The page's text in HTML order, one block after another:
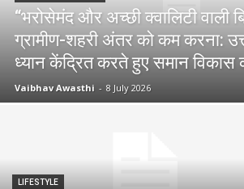
“भरोसेमंद और अच्छी क्वालिटी वाली
ग्रामीण-शहरी अंतर को कम करना:
ध्यान केंद्रित करते हुए समान विकास
Vaibhav Awasthi - 8 July 2026
LIFESTYLE